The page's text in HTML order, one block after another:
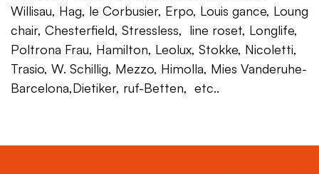
Willisau, Hag, le Corbusier, Erpo, Louis gance, Loung
chair, Chesterfield, Stressless, line roset, Longlife,
Poltrona Frau, Hamilton, Leolux, Stokke, Nicoletti,
Trasio, W. Schillig, Mezzo, Himolla, Mies Vanderuhe-
Barcelona,Dietiker, ruf-Betten, etc..